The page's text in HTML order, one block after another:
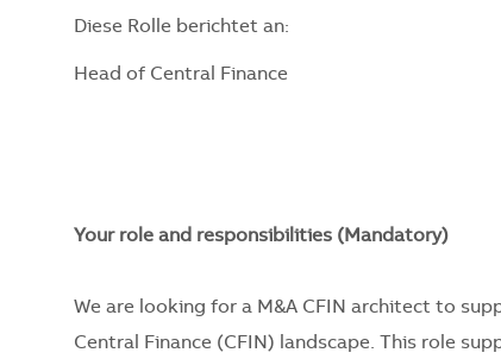
Diese Rolle berichtet an:
Head of Central Finance
Your role and responsibilities (Mandatory)
We are looking for a M&A CFIN architect to
Central Finance (CFIN) landscape. This role